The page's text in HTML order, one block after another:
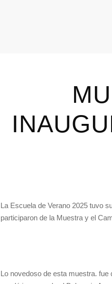
La Escuela de Verano 2025 tuvo
participaron de la Muestra y el
Lo novedoso de esta muestra.